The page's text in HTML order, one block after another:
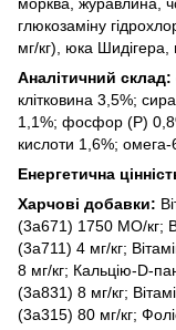
глюкозаміну
мг/кг), юка Шидігера,
Аналітичний склад:
клітковина 3,5%;
1,1%; фосфор (P)
кислоти 1,6%; омега-
Енергетична
Харчові добавки:
(3a671) 1750 МО/кг;
(3a711) 4 мг/кг;
8 мг/кг; Кальцію-D-
(3a831) 8 мг/кг;
(3a315) 80 мг/кг;